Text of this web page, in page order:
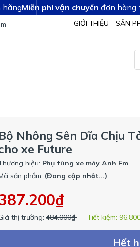
hãngMiễn phí vận chuyển đơn hàng
GIỚI THIỆU SẢN
Bộ Nhông Sên Dĩa Chịu
xe Future
hiệu: Phụ tùng xe máy Anh Em
sản phẩm: (Đang cập nhật...)
thị trường:484.000₫ Tiết kiệm:
Hết